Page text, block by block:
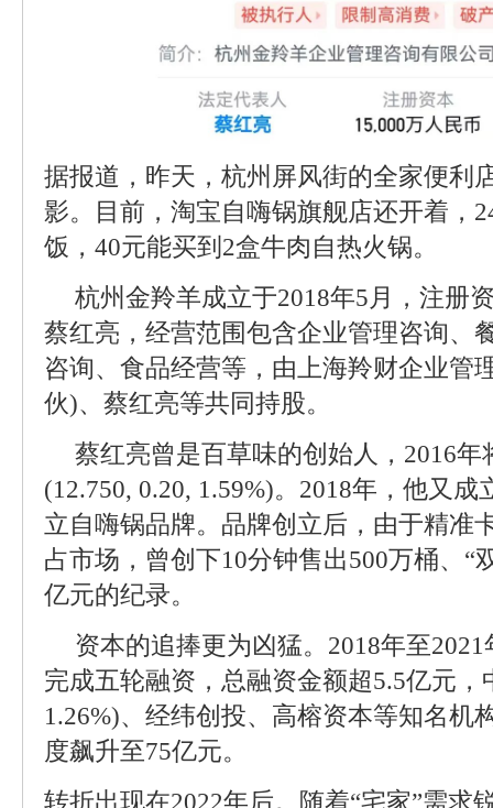
据报道，昨天，杭州屏风街的全家便利
影。目前，淘宝自嗨锅旗舰店还开着，
饭，40元能买到2盒牛肉自热火锅。
杭州金羚羊成立于2018年5月，注册
蔡红亮，经营范围包含企业管理咨询、
咨询、食品经营等，由上海羚财企业管
伙)、蔡红亮等共同持股。
蔡红亮曾是百草味的创始人，2016年
(12.750, 0.20, 1.59%)。2018年，他又
立自嗨锅品牌。品牌创立后，由于精准
占市场，曾创下10分钟售出500万桶、“
亿元的纪录。
资本的追捧更为凶猛。2018年至
完成五轮融资，总融资金额超5.5亿元，
1.26%)、经纬创投、高榕资本等知名机
度飙升至75亿元。
转折出现在2022年后。随着“宅家”需求